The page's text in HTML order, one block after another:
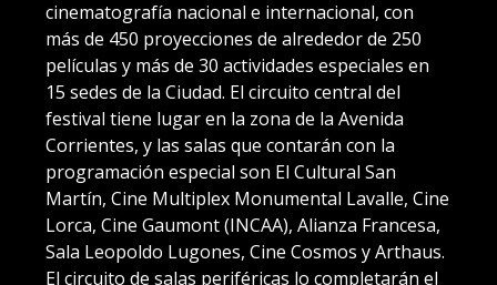
cinematografía nacional e internacional, con
más de 450 proyecciones de alrededor de 250
películas y más de 30 actividades especiales en
15 sedes de la Ciudad. El circuito central del
festival tiene lugar en la zona de la Avenida
Corrientes, y las salas que contarán con la
programación especial son El Cultural San
Martín, Cine Multiplex Monumental Lavalle, Cine
Lorca, Cine Gaumont (INCAA), Alianza Francesa,
Sala Leopoldo Lugones, Cine Cosmos y Arthaus.
El circuito de salas periféricas lo completarán el